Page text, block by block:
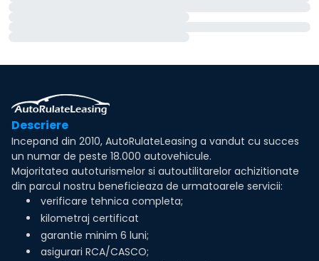
Descriere
Incepand din 2010, AutoRulateLeasing a vandut cu succes
un numar de peste 18.000 autovehicule.
Majoritatea autoturismelor si autoutilitarelor achizitionate
din parcul nostru beneficieaza de urmatoarele servicii:
verificare tehnica completa;
kilometraj certificat
garantie minim 6 luni;
asigurari RCA/CASCO;